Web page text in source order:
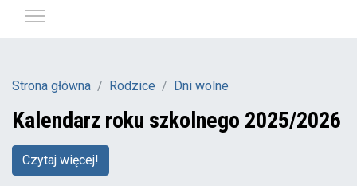
Strona główna Rodzice Dni wolne
Kalendarz roku szkolnego 2025/2026
Czytaj więcej!